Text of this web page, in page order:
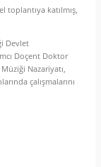
toplantıya katılmış,
Devlet
Doçent Doktor
Nazariyatı,
çalışmalarını